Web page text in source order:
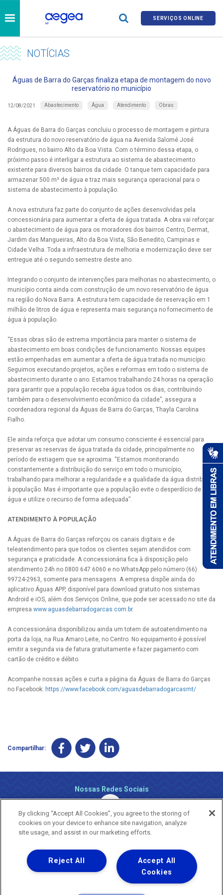
SERVIÇOS ONLINE
NOTÍCIAS
Águas de Barra do Garças finaliza etapa de montagem do novo
reservatório no município
12/08/2021 Abastecimento Água Atendimento Obras
A Águas de Barra do Garças concluiu o processo de montagem e pintura
da estrutura do novo reservatório de água na Avenida Salomé José
Rodrigues, no bairro Alto da Boa Vista. Com o término dessa etapa, o
próximo passo é interligar a estrutura ao sistema de abastecimento
existente para diversos bairros da cidade. O tanque tem capacidade para
armazenar 500 m³ de água e traz mais segurança operacional para o
sistema de abastecimento à população.
A nova estrutura faz parte do conjunto de ações desenvolvidas pela
concessionária para aumentar a oferta de água tratada. A obra vai reforçar
o abastecimento de água para os moradores dos bairros Centro, Dermat,
Jardim das Mangueiras, Alto da Boa Vista, São Benedito, Campinas e
Cidade Velha. Toda a infraestrutura de melhoria e modernização deve ser
entregue até o segundo semestre deste ano.
Integrando o conjunto de intervenções para melhorias no abastecimento, o
município conta ainda com construção de um novo reservatório de água
na região do Nova Barra. A estrutura tem capacidade de reservação em 1
milhão de litros de água e representa mais segurança no fornecimento de
água à população.
“Essas obras são de extrema importância para manter o sistema de
abastecimento em boas condições de funcionamento. Nossas equipes
estão empenhadas em aumentar a oferta de água tratada no município.
Seguimos executando projetos, ações e reformas em todo o sistema de
abastecimento durante o ano. Estamos trabalhando 24 horas na operação
para garantir que a população receba água todos os dias, contribuindo
também para o desenvolvimento econômico da cidade”, assegura a
coordenadora regional da Águas de Barra do Garças, Thayla Carolina
Fialho.
Ele ainda reforça que adotar um consumo consciente é essencial para
preservar as reservas de água tratada da cidade, principalmente no
período de estiagem que se aproxima. “Estamos monitorando
constantemente a distribuição do serviço em todo o município,
trabalhando para melhorar a regularidade e a qualidade da água distribuída
à população. Mas é importante que a população evite o desperdício de
água e utilize o recurso de forma adequada”.
ATENDIMENTO À POPULAÇÃO
A Águas de Barra do Garças reforçou os canais digitais e de
teleatendimento para que todos os clientes sejam atendidos com
segurança e praticidade. A concessionária fica à disposição pelo
atendimento 24h no 0800 647 6060 e no WhatsApp pelo número (66)
99724-2963, somente para mensagens. A empresa dispõe ainda do
aplicativo Águas APP, disponível para download gratuito nos sistemas
Android e iOS, além dos Serviços Online, que pode ser acessado no site da
empresa www.aguasdebarradogarcas.com.br.
A concessionária disponibilizou ainda um totem de autoatendimento na
porta da loja, na Rua Amaro Leite, no Centro. No equipamento é possível
emitir a segunda via de fatura gratuitamente e fazer pagamento com
cartão de crédito e débito.
Acompanhe nossas ações e curta a página da Águas de Barra do Garças
no Facebook: https://www.facebook.com/aguasdebarradogarcasmt/
Compartilhar:
Nossas Redes Sociais
Uma empresa
Copyright ® 2026 - Todos os Direitos Reservados.
Nossa natureza movimenta a vida
By clicking “Accept All Cookies”, you agree to the storing of
cookies on your device to enhance site navigation, analyze
site usage, and assist in our marketing efforts.
Accept All
Cookies
Reject All